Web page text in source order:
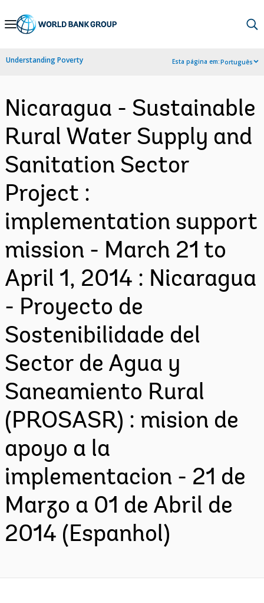
Skip
Navigation
Understanding Poverty Esta página em:Português
Nicaragua - Sustainable
Rural Water Supply and
Sanitation Sector
Project :
implementation support
mission - March 21 to
April 1, 2014 : Nicaragua
- Proyecto de
Sostenibilidade del
Sector de Agua y
Saneamiento Rural
(PROSASR) : mision de
apoyo a la
implementacion - 21 de
Marzo a 01 de Abril de
2014 (Espanhol)